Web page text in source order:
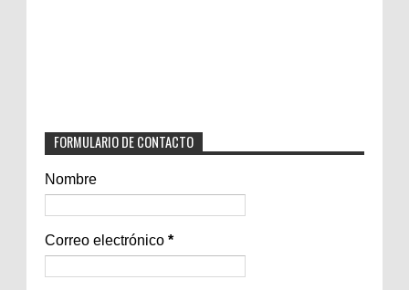
FORMULARIO DE CONTACTO
Nombre
Correo electrónico *